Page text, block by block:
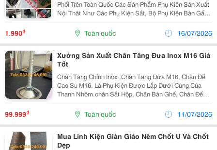
Phối Trên Toàn Quốc Các Sản Phẩm Phụ Kiện Sản Xuất
Nội Thât Như Các Phụ Kiện Sắt, Bộ Phụ Kiện Bàn Gấp
Gọn, Tai Sắt Liên Kết Mặt Bàn, Móc Treo Cặp, Uren,
Ngàm Âm Dương, Chân Tăng Chỉnh Chiều Cao, Nắp
1.990₫ Toàn quốc 16/07/2026
Xưởng Sản Xuất Chân Tăng Đưa Inox M16 Giá
Tốt
Chân Tăng Chỉnh Inox ,Chân Tăng Đưa M16, Chân Đế
Cao Su M16. Là Phụ Kiện Được Lắp Dưới Cùng Của
Thanh Nhôm.chân Sắt Hộp, Chân Bàn Ghế, Chân Đế
Máy&Hellip;..Giúp Tăng Giảm Chiều Cao Của Bàn Làm
Việc Bàn Thao Tác Hoặc Máy Móc. Đảm Bảo Thiết Bị
Được...
99.999₫ Toàn quốc 11/07/2026
Mua Linh Kiện Giàn Giáo Nêm Chốt U Và Chốt
Dẹp